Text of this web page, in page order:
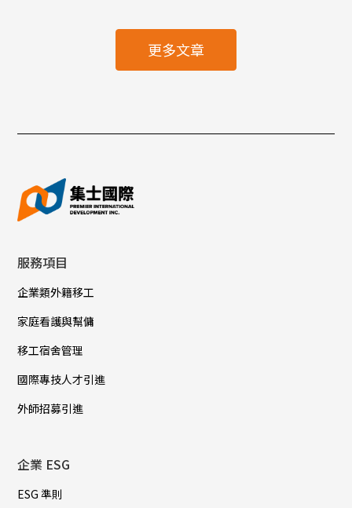
更多文章
服務項目
企業類外籍移工
家庭看護與幫傭
移工宿舍管理
國際專技人才引進
外師招募引進
企業 ESG
ESG 準則